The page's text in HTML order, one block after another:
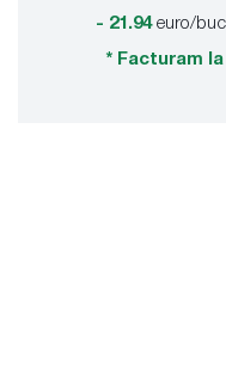
- 21.94euro/buc
* Facturam